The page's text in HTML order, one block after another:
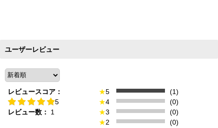
ユーザーレビュー
レビュースコア：
5
レビュー数：
1
★5
(1)
★4
(0)
★3
(0)
★2
(0)